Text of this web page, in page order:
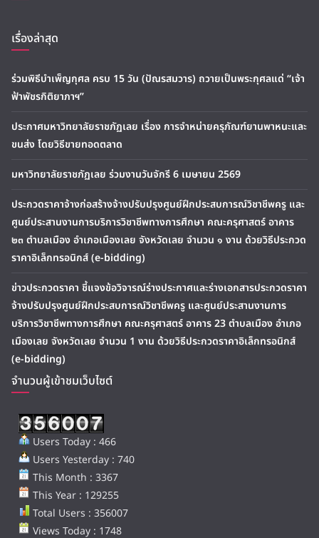
เรื่องล่าสุด
ร่วมพิธีบำเพ็ญกุศล ครบ 15 วัน (ปัณรสมวาร) ถวายเป็นพระกุศลแด่ “เจ้า
ฟ้าพัชรกิติยาภาฯ”
ประกาศมหาวิทยาลัยราชภัฏเลย เรื่อง การจำหน่ายครุภัณฑ์ยานพาหนะและ
ขนส่ง โดยวิธีขายทอดตลาด
มหาวิทยาลัยราชภัฏเลย ร่วมงานวันจักรี 6 เมษายน 2569
ประกวดราคาจ้างก่อสร้างจ้างปรับปรุงศูนย์ฝึกประสบการณ์วิชาชีพครู และ
ศูนย์ประสานงานการบริการวิชาชีพทางการศึกษา คณะครุศาสตร์ อาคาร
๒๓ ตำบลเมือง อำเภอเมืองเลย จังหวัดเลย จำนวน ๑ งาน ด้วยวิธีประกวด
ราคาอิเล็กทรอนิกส์ (e-bidding)
ข่าวประกวดราคา ชี้แจงข้อวิจารณ์ร่างประกาศและร่างเอกสารประกวดราคา
จ้างปรับปรุงศูนย์ฝึกประสบการณ์วิชาชีพครู และศูนย์ประสานงานการ
บริการวิชาชีพทางการศึกษา คณะครุศาสตร์ อาคาร 23 ตำบลเมือง อำเภอ
เมืองเลย จังหวัดเลย จำนวน 1 งาน ด้วยวิธีประกวดราคาอิเล็กทรอนิกส์
(e-bidding)
จำนวนผู้เข้าชมเว็บไซต์
Users Today : 466
Users Yesterday : 740
This Month : 3367
This Year : 129255
Total Users : 356007
Views Today : 1748